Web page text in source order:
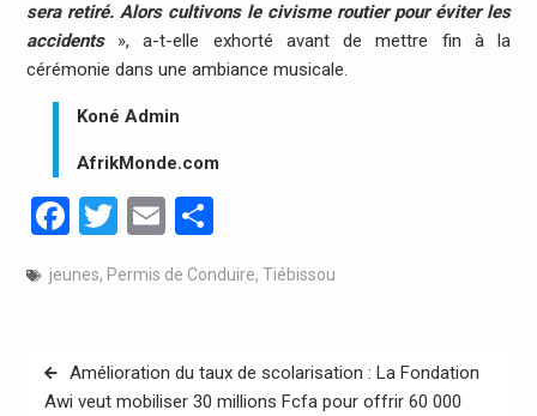
sera retiré. Alors cultivons le civisme routier pour éviter les
accidents », a-t-elle exhorté avant de mettre fin à la
cérémonie dans une ambiance musicale.
Koné Admin
AfrikMonde.com
Facebook
Twitter
EmailPartager
jeunes, Permis de Conduire, Tiébissou
Navigation
de
Amélioration du taux de scolarisation : La Fondation
Awi veut mobiliser 30 millions Fcfa pour offrir 60 000